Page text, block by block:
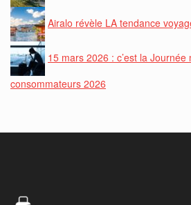
Airalo révèle LA tendance
15 mars 2026 : c’est la
consommateurs 2026